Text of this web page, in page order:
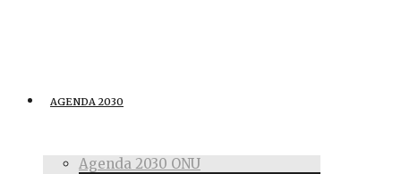
AGENDA 2030
Agenda 2030 ONU